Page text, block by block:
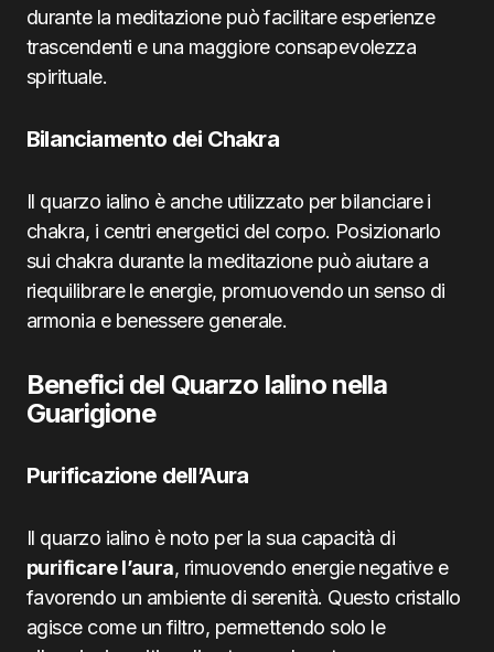
durante la meditazione può facilitare esperienze
trascendenti e una maggiore consapevolezza
spirituale.
Bilanciamento dei Chakra
Il quarzo ialino è anche utilizzato per bilanciare i
chakra, i centri energetici del corpo. Posizionarlo
sui chakra durante la meditazione può aiutare a
riequilibrare le energie, promuovendo un senso di
armonia e benessere generale.
Benefici del Quarzo Ialino nella
Guarigione
Purificazione dell’Aura
Il quarzo ialino è noto per la sua capacità di
purificare l’aura, rimuovendo energie negative e
favorendo un ambiente di serenità. Questo cristallo
agisce come un filtro, permettendo solo le